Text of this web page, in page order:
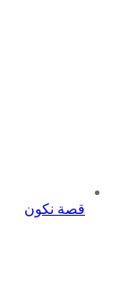
قصة نكون